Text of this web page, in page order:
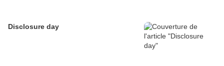
Disclosure day